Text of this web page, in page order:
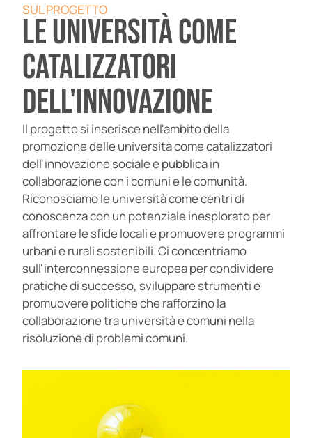
SUL PROGETTO
Le università come
catalizzatori
dell'innovazione
Il progetto si inserisce nell'ambito della
promozione delle università come catalizzatori
dell'innovazione sociale e pubblica in
collaborazione con i comuni e le comunità.
Riconosciamo le università come centri di
conoscenza con un potenziale inesplorato per
affrontare le sfide locali e promuovere programmi
urbani e rurali sostenibili. Ci concentriamo
sull'interconnessione europea per condividere
pratiche di successo, sviluppare strumenti e
promuovere politiche che rafforzino la
collaborazione tra università e comuni nella
risoluzione di problemi comuni.